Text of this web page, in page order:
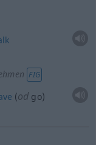
FIG
(od go)